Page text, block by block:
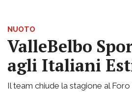
NUOTO
ValleBelbo
agli Italiani
Il team chiude la stagione al